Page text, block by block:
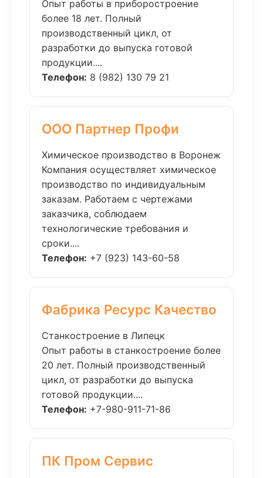
Опыт работы в приборостроение
более 18 лет. Полный
производственный цикл, от
разработки до выпуска готовой
продукции....
Телефон: 8 (982) 130 79 21
ООО Партнер Профи
Химическое производство в Воронеж
Компания осуществляет химическое
производство по индивидуальным
заказам. Работаем с чертежами
заказчика, соблюдаем
технологические требования и
сроки....
Телефон: +7 (923) 143-60-58
Фабрика Ресурс Качество
Станкостроение в Липецк
Опыт работы в станкостроение более
20 лет. Полный производственный
цикл, от разработки до выпуска
готовой продукции....
Телефон: +7-980-911-71-86
ПК Пром Сервис